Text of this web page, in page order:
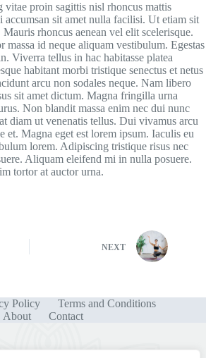
vitae proin sagittis nisl rhoncus mattis
sit amet nulla facilisi. Ut etiam sit
rhoncus aenean vel elit scelerisque.
id neque aliquam vestibulum. Egestas
Viverra tellus in hac habitasse platea
habitant morbi tristique senectus et netus
arcu non sodales neque. Nam libero
sit amet dictum. Magna fringilla urna
Non blandit massa enim nec dui nunc
diam ut venenatis tellus. Dui vivamus arcu
et. Magna eget est lorem ipsum. Iaculis eu
lorem. Adipiscing tristique risus nec
Aliquam eleifend mi in nulla posuere.
tortor at auctor urna.
NEXT
Policy
Terms and Conditions
About
Contact